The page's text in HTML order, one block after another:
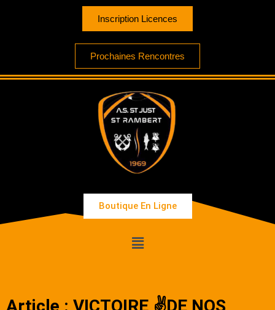
Inscription Licences
Prochaines Rencontres
Boutique En Ligne